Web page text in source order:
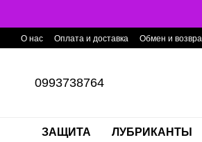
О нас Оплата и доставка Обмен и
0993738764
ЗАЩИТА ЛУБРИКАНТЫ